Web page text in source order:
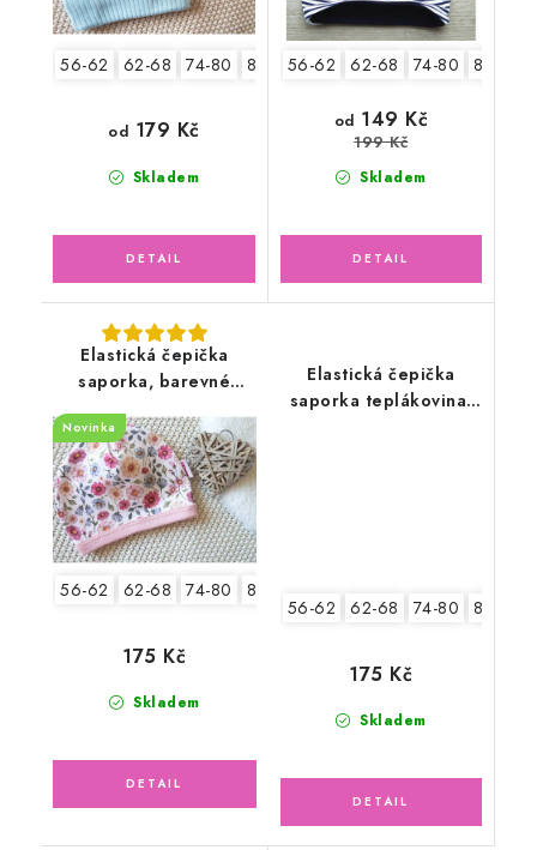
56-62 62-68 74-80 80-86
Skladem
od 179 Kč
56-62 62-68 74-80 80-86
Skladem
od 149 Kč
199 Kč
Elastická čepička
saporka, barevné
Novinka
56-62 62-68 74-80 80-86
Skladem
175 Kč
Elastická čepička
saporka teplákovina,
56-62 62-68 74-80 80-86
Skladem
175 Kč